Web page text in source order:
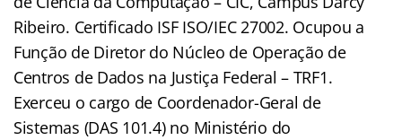
Ribeiro. Certificado ISF ISO/IEC 27002. Ocupou a
Função de Diretor do Núcleo de Operação de
Centros de Dados na Justiça Federal – TRF1.
Exerceu o cargo de Coordenador-Geral de
Sistemas (DAS 101.4) no Ministério do